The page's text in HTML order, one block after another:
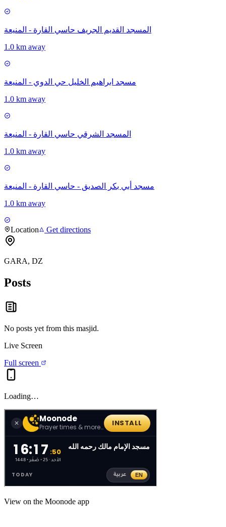
المسجد القديم الجريف حاسي القارة - المنيعة
1.0 km away
مسجد ابراهيم الخليل حي الدوي - المنيعة
1.0 km away
المسجد الشرقي حاسي القارة - المنيعة
1.0 km away
مسجد أبي بكر الصديق - حاسي القارة - المنيعة
1.0 km away
Location Get directions
GARA, DZ
Posts
No posts yet from this masjid.
Live Screen
Full screen
Loading…
View on the Moonode app